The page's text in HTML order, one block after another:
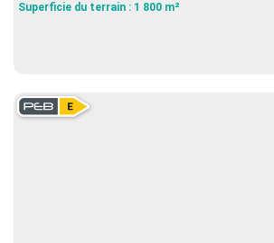
Superficie du terrain : 1 800 m²